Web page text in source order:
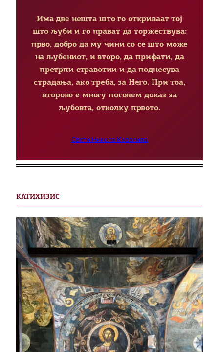
Има две нешта што го откриваат тој
што љуби и го прават да торжествува:
прво, добро да му чини со се што може
на љубениот, и второ, да прифати, да
претрпи стравотии и да поднесува
страдања, ако треба, за Него. При тоа,
второво е многу поголем доказ за
љубовта, отколку првото.
Свети Никола Кавасила
КАТИХИЗИС